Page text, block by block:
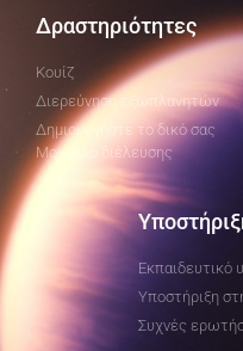
Δραστηριότητες
Κουίζ
Διερεύνηση εξωπλανητών
Δημιουργήστε το δικό σας
Μοντέλο διέλευσης
Εκπαιδευτικό
Υποστήριξη
Συχνές